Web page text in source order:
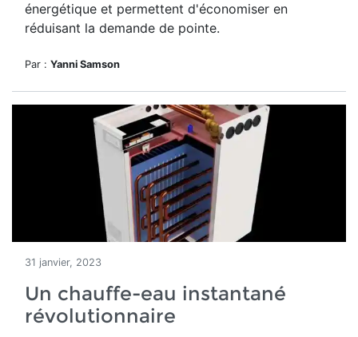
énergétique et permettent d'économiser en
réduisant la demande de pointe.
Par : Yanni Samson
31 janvier, 2023
Un chauffe-eau instantané
révolutionnaire